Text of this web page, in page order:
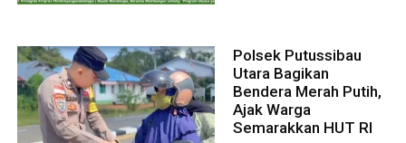
Polsek Putussibau
Utara Bagikan
Bendera Merah Putih,
Ajak Warga
Semarakkan HUT RI